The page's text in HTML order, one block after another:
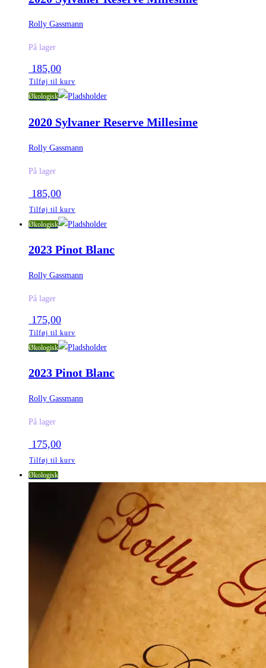
Rolly Gassmann
På lager
185,00
Tilføj til kurv
Økologisk
2020 Sylvaner Reserve Millesime
Rolly Gassmann
På lager
185,00
Tilføj til kurv
Økologisk
2023 Pinot Blanc
Rolly Gassmann
På lager
175,00
Tilføj til kurv
Økologisk
2023 Pinot Blanc
Rolly Gassmann
På lager
175,00
Tilføj til kurv
Økologisk